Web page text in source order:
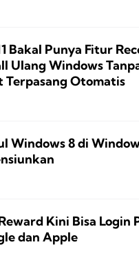
Bakal Punya Fitur
Ulang Windows
Otomatis
Windows 8 di
Kini Bisa Login
dan Apple